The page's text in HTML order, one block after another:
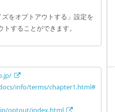
をオプトアウトする」設定を
することができます。
info/terms/chapter1.html#
optout/index.html